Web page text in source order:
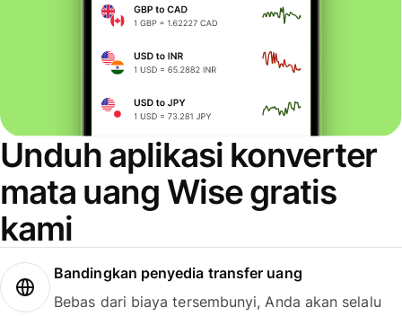
Unduh aplikasi konverter
mata uang Wise gratis
kami
Bandingkan penyedia transfer uang
Bebas dari biaya tersembunyi, Anda akan selalu